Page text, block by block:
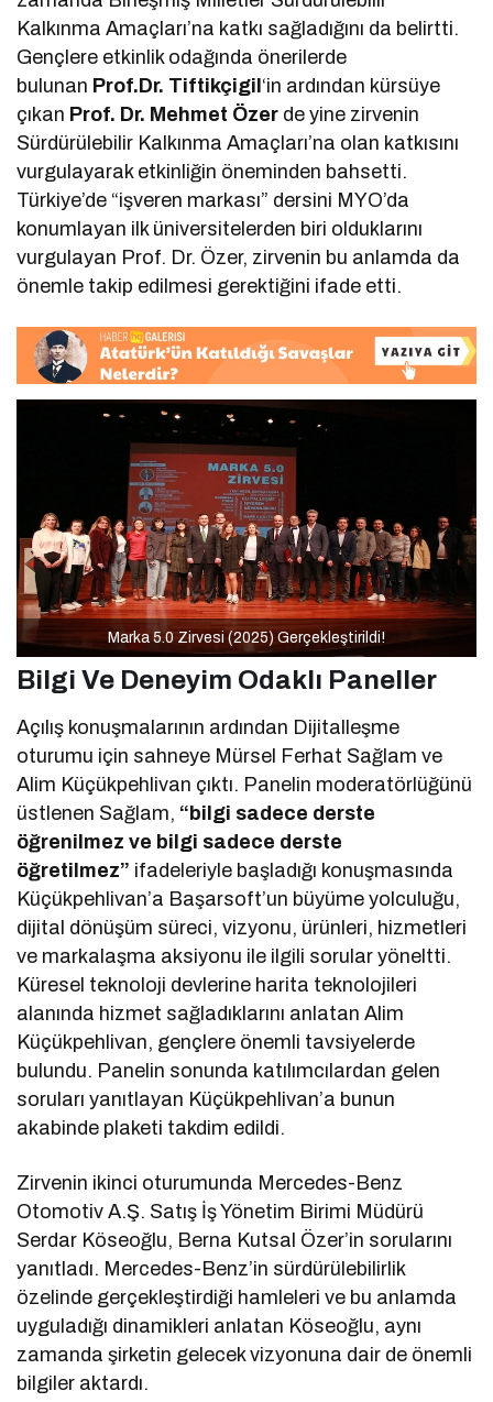
Kalkınma Amaçları’na katkı sağladığını da belirtti.
Gençlere etkinlik odağında önerilerde
bulunan Prof.Dr. Tiftikçigil‘in ardından kürsüye
çıkan Prof. Dr. Mehmet Özer de yine zirvenin
Sürdürülebilir Kalkınma Amaçları’na olan katkısını
vurgulayarak etkinliğin öneminden bahsetti.
Türkiye’de “işveren markası” dersini MYO’da
konumlayan ilk üniversitelerden biri olduklarını
vurgulayan Prof. Dr. Özer, zirvenin bu anlamda da
önemle takip edilmesi gerektiğini ifade etti.
Marka 5.0 Zirvesi (2025) Gerçekleştirildi!
Bilgi Ve Deneyim Odaklı Paneller
Açılış konuşmalarının ardından Dijitalleşme
oturumu için sahneye Mürsel Ferhat Sağlam ve
Alim Küçükpehlivan çıktı. Panelin moderatörlüğünü
üstlenen Sağlam, “bilgi sadece derste
öğrenilmez ve bilgi sadece derste
öğretilmez” ifadeleriyle başladığı konuşmasında
Küçükpehlivan’a Başarsoft’un büyüme yolculuğu,
dijital dönüşüm süreci, vizyonu, ürünleri, hizmetleri
ve markalaşma aksiyonu ile ilgili sorular yöneltti.
Küresel teknoloji devlerine harita teknolojileri
alanında hizmet sağladıklarını anlatan Alim
Küçükpehlivan, gençlere önemli tavsiyelerde
bulundu. Panelin sonunda katılımcılardan gelen
soruları yanıtlayan Küçükpehlivan’a bunun
akabinde plaketi takdim edildi.
Zirvenin ikinci oturumunda Mercedes-Benz
Otomotiv A.Ş. Satış İş Yönetim Birimi Müdürü
Serdar Köseoğlu, Berna Kutsal Özer’in sorularını
yanıtladı. Mercedes-Benz’in sürdürülebilirlik
özelinde gerçekleştirdiği hamleleri ve bu anlamda
uyguladığı dinamikleri anlatan Köseoğlu, aynı
zamanda şirketin gelecek vizyonuna dair de önemli
bilgiler aktardı.